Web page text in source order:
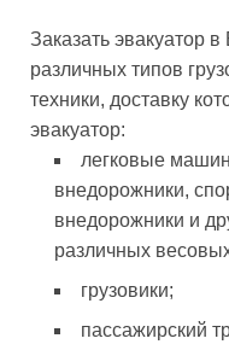
Заказать эвакуатор
различных типов
техники, доставку
эвакуатор:
легковые
внедорожники,
внедорожники и
различных
грузовики;
пассажирский